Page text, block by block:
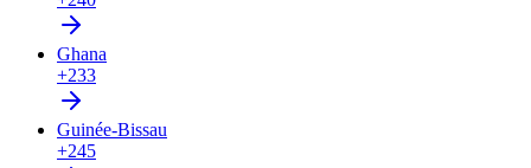
Ghana
+233
Guinée-Bissau
+245